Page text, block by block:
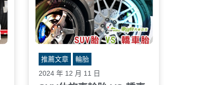
2024 年 12 月 11 日
推薦文章 輪胎